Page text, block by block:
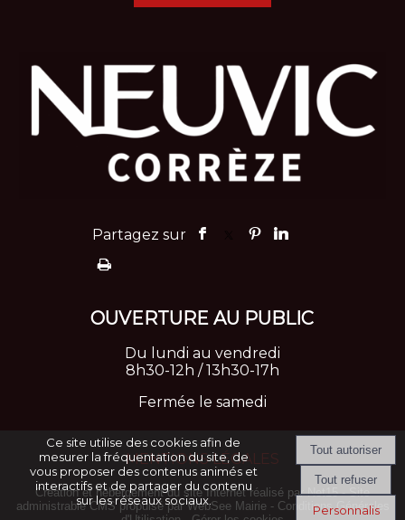
OUVERTURE AU PUBLIC
Du lundi au vendredi
8h30-12h / 13h30-17h
Fermée le samedi
MENTIONS LÉGALES
Création et hébergement du site Internet réalisé par Net15-Site
administrable CMS propulsé par WebSee Mairie- Conditions Générales
Ce site utilise des cookies afin de
mesurer la fréquentation du site, de
vous proposer des contenus animés et
interactifs et de partager du contenu
sur les réseaux sociaux.
Personnalis